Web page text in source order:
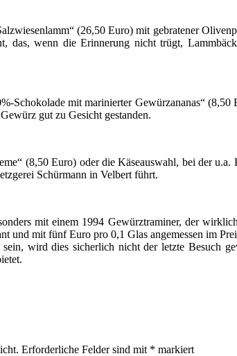
(26,50 Euro) mit gebratener
das, wenn die Erinnerung nicht trügt,
Schokolade mit marinierter Gewürzananas“
gut zu Gesicht gestanden.
(8,50 Euro) oder die Käseauswahl, bei der u.a.
Schürmann in Velbert führt.
mit einem 1994 Gewürztraminer, der
und mit fünf Euro pro 0,1 Glas angemessen im
wird dies sicherlich nicht der letzte Besuch
Erforderliche Felder sind mit * markiert